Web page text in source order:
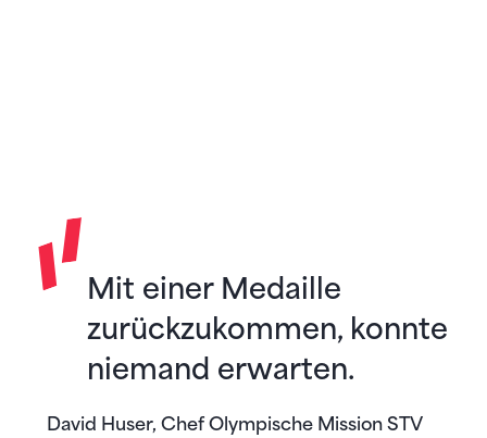
David Huser, Chef Olympische Mission STV
Mit einer Medaille
zurückzukommen, konnte
niemand erwarten.